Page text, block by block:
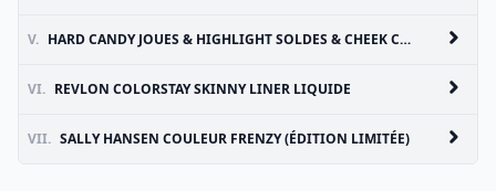
V. HARD CANDY JOUES & HIGHLIGHT SOLDES & CHEEK CONTOUR DUO
VI. REVLON COLORSTAY SKINNY LINER LIQUIDE
VII. SALLY HANSEN COULEUR FRENZY (ÉDITION LIMITÉE)